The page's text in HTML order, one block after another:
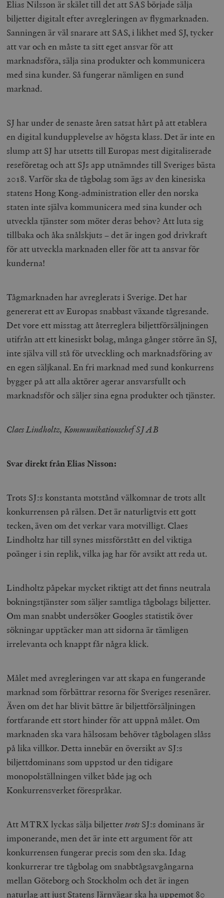
Elias Nilsson är skälet till det att SAS började sälja
biljetter digitalt efter avregleringen av flygmarknaden.
Sanningen är väl snarare att SAS, i likhet med SJ, tycker
att var och en måste ta sitt eget ansvar för att
marknadsföra, sälja sina produkter och kommunicera
med sina kunder. Så fungerar nämligen en sund
marknad.
SJ har under de senaste åren satsat hårt på att etablera
en digital kundupplevelse av högsta klass. Det är inte en
slump att SJ har utsetts till Europas mest digitaliserade
reseföretag och att SJs app utnämndes till Sveriges bästa
2018. Varför ska de tågbolag som ägs av den kinesiska
statens Hong Kong-administration eller den norska
staten inte själva kommunicera med sina kunder och
utveckla tjänster som möter deras behov? Att luta sig
tillbaka och åka snålskjuts – det är ingen god drivkraft
för att utveckla marknaden eller för att ta ansvar för
kunderna!
Tågmarknaden har avreglerats i Sverige. Det har
genererat ett av Europas snabbast växande tågresande.
Det vore ett misstag att återreglera biljettförsäljningen
utifrån att ett kinesiskt bolag, många gånger större än SJ,
inte själva vill stå för utveckling och marknadsföring av
en egen säljkanal. En fri marknad med sund konkurrens
bygger på att alla aktörer agerar ansvarsfullt och
marknadsför och säljer sina egna produkter och tjänster.
Claes Lindholtz, Kommunikationschef SJ AB
Svar direkt från Elias Nisson:
Trots SJ:s konstanta motstånd välkomnar de trots allt
konkurrensen på rälsen. Det är naturligtvis ett gott
tecken, även om det verkar vara motvilligt. Claes
Lindholtz har till synes missförstått en del viktiga
poänger i sin replik, vilka jag har för avsikt att reda ut.
Lindholtz påpekar mycket riktigt att det finns neutrala
bokningstjänster som säljer samtliga tågbolags biljetter.
Om man snabbt undersöker Googles statistik över
sökningar upptäcker man att sidorna är tämligen
irrelevanta och knappt får några klick.
Målet med avregleringen var att skapa en fungerande
marknad som förbättrar resorna för Sveriges resenärer.
Även om det har blivit bättre är biljettförsäljningen
fortfarande ett stort hinder för att uppnå målet. Om
marknaden ska vara hälsosam behöver tågbolagen slåss
på lika villkor. Detta innebär en översikt av SJ:s
biljettdominans som uppstod ur den tidigare
monopolställningen vilket både jag och
Konkurrensverket förespråkar.
Att MTRX lyckas sälja biljettertrots SJ:s dominans är
imponerande, men det är inte ett argument för att
konkurrensen fungerar precis som den ska. Idag
konkurrerar tre tågbolag om snabbtågsavgångarna
mellan Göteborg och Stockholm och det är ingen
naturlag att just Statens Järnvägar ska ha uppemot 80